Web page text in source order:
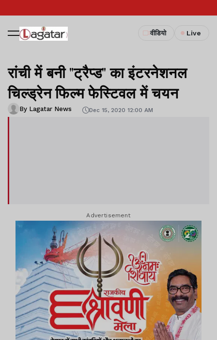
वीडियो Live
रांची में बनी "ट्रैप्ड" का इंटरनेशनल
चिल्ड्रेन फिल्म फेस्टिवल में चयन
By Lagatar News Dec 15, 2020 12:00 AM
Advertisement